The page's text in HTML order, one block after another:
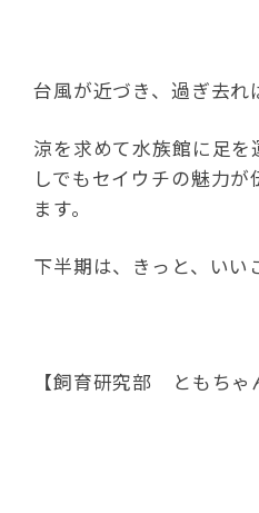
台風が近づき、過ぎ去れ
涼を求めて水族館に足
しでもセイウチの魅力
ます。
下半期は、きっと、い
【飼育研究部 ともちゃ